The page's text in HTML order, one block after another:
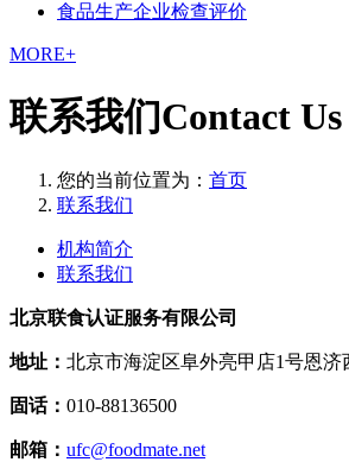
食品生产企业检查评价
MORE+
联系我们Contact Us
您的当前位置为： 首页
联系我们
机构简介
联系我们
北京联食认证服务有限公司
地址： 北京市海淀区阜外亮甲店1号恩济
固话： 010-88136500
邮箱： ufc@foodmate.net